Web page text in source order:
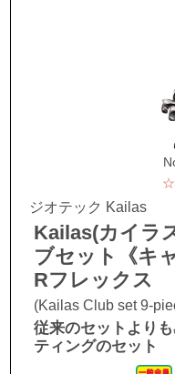
ジオテック Kailas
Kailas(カイラ
ブセット《キ
Rフレックス
(Kailas Club set 9-
従来のセットより
ティングのセット